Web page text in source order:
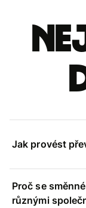
Jak provést
Proč se
různými